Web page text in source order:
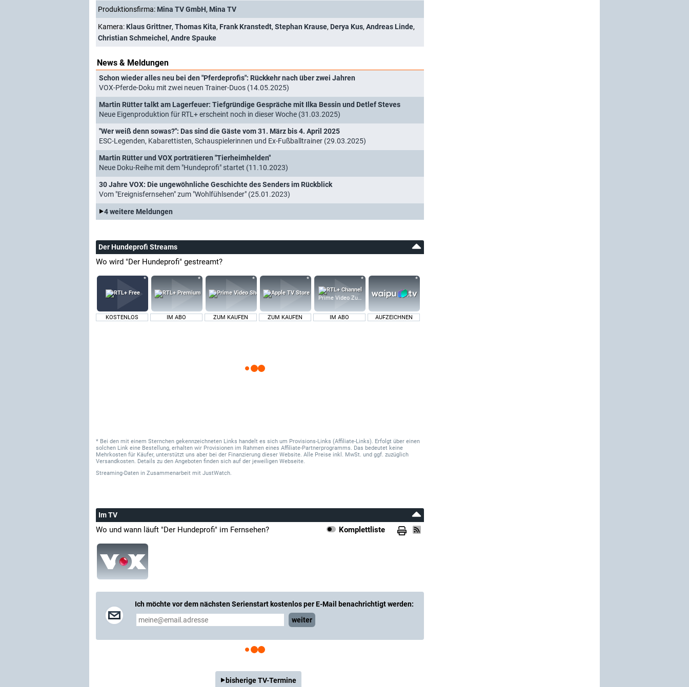
Produktionsfirma: Mina TV GmbH, Mina TV
Kamera: Klaus Grittner, Thomas Kita, Frank Kranstedt, Stephan Krause, Derya Kus, Andreas Linde,
Christian Schmeichel , Andre Spauke
News & Meldungen
Schon wieder alles neu bei den "Pferdeprofis": Rückkehr nach über zwei Jahren
VOX-Pferde-Doku mit zwei neuen Trainer-Duos (14.05.2025)
Martin Rütter talkt am Lagerfeuer: Tiefgründige Gespräche mit Ilka Bessin und Detlef Steves
Neue Eigenproduktion für RTL+ erscheint noch in dieser Woche (31.03.2025)
"Wer weiß denn sowas?": Das sind die Gäste vom 31. März bis 4. April 2025
ESC-Legenden, Kabarettisten, Schauspielerinnen und Ex-Fußballtrainer (29.03.2025)
Martin Rütter und VOX porträtieren "Tierheimhelden"
Neue Doku-Reihe mit dem "Hundeprofi" startet (11.10.2023)
30 Jahre VOX: Die ungewöhnliche Geschichte des Senders im Rückblick
Vom "Ereignisfernsehen" zum "Wohlfühlsender" (25.01.2023)
4 weitere Meldungen
Der Hundeprofi Streams
Wo wird "Der Hundeprofi" gestreamt?
KOSTENLOS IM ABO ZUM KAUFEN ZUM KAUFEN
Prime Video Zusatz-Kanäle
IM ABO AUFZEICHNEN
* Bei den mit einem Sternchen gekennzeichneten Links handelt es sich um Provisions-Links (Affiliate-Links). Erfolgt über einen
solchen Link eine Bestellung, erhalten wir Provisionen im Rahmen eines Affiliate-Partnerprogramms. Das bedeutet keine
Mehrkosten für Käufer, unterstützt uns aber bei der Finanzierung dieser Website. Alle Preise inkl. MwSt. und ggf. zuzüglich
Versandkosten. Details zu den Angeboten finden sich auf der jeweiligen Webseite.
Streaming-Daten in Zusammenarbeit mit JustWatch.
Im TV
Wo und wann läuft "Der Hundeprofi" im Fernsehen? Komplettliste
Ich möchte vor dem nächsten Serienstart kostenlos per E-Mail benachrichtigt werden:
weiter
bisherige TV-Termine